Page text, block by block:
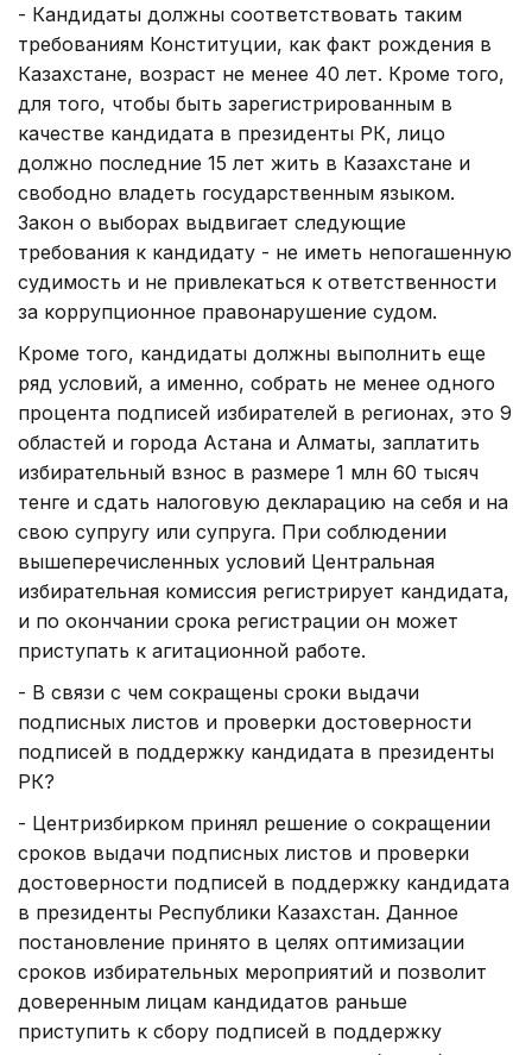
- Кандидаты должны соответствовать таким
требованиям Конституции, как факт рождения в
Казахстане, возраст не менее 40 лет. Кроме того,
для того, чтобы быть зарегистрированным в
качестве кандидата в президенты РК, лицо
должно последние 15 лет жить в Казахстане и
свободно владеть государственным языком.
Закон о выборах выдвигает следующие
требования к кандидату - не иметь непогашенную
судимость и не привлекаться к ответственности
за коррупционное правонарушение судом.
Кроме того, кандидаты должны выполнить еще
ряд условий, а именно, собрать не менее одного
процента подписей избирателей в регионах, это 9
областей и города Астана и Алматы, заплатить
избирательный взнос в размере 1 млн 60 тысяч
тенге и сдать налоговую декларацию на себя и на
свою супругу или супруга. При соблюдении
вышеперечисленных условий Центральная
избирательная комиссия регистрирует кандидата,
и по окончании срока регистрации он может
приступать к агитационной работе.
- В связи с чем сокращены сроки выдачи
подписных листов и проверки достоверности
подписей в поддержку кандидата в президенты
РК?
- Центризбирком принял решение о сокращении
сроков выдачи подписных листов и проверки
достоверности подписей в поддержку кандидата
в президенты Республики Казахстан. Данное
постановление принято в целях оптимизации
сроков избирательных мероприятий и позволит
доверенным лицам кандидатов раньше
приступить к сбору подписей в поддержку